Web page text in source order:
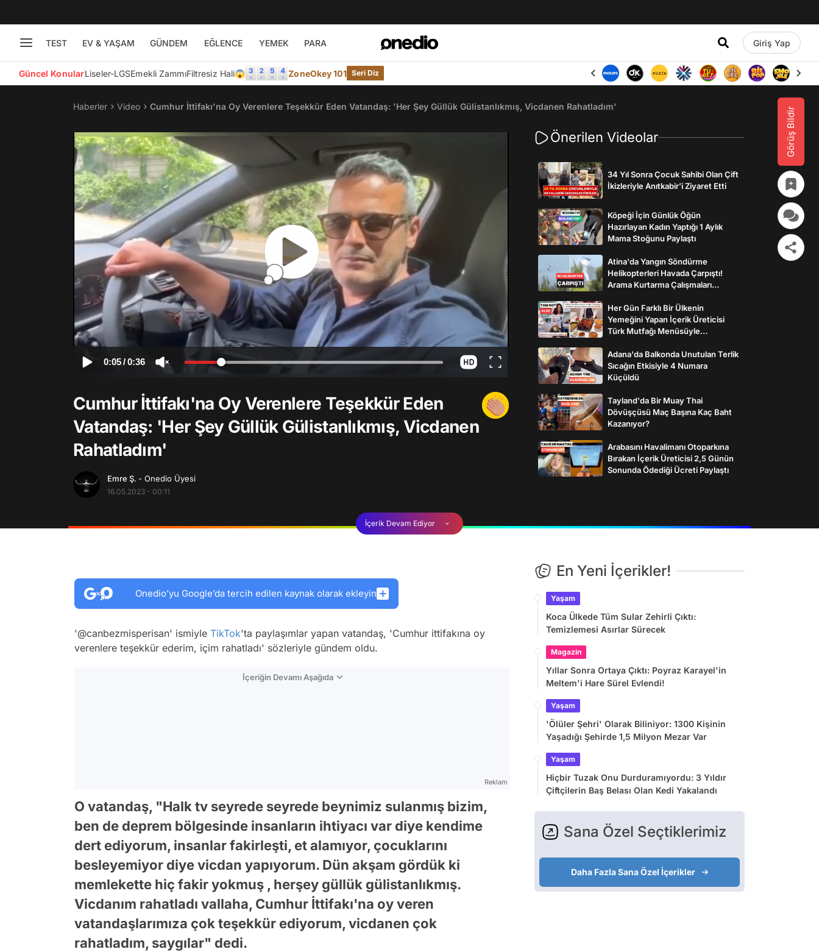
TEST EV & YAŞAM GÜNDEM EĞLENCE YEMEK PARA Giriş Yap
Güncel KonularLiseler-LGSEmekli ZammıFiltresiz Hali😱 ZoneOkey 101 Seri Diz
Görüş Bildir
Haberler Video Cumhur İttifakı'na Oy Verenlere Teşekkür Eden Vatandaş: 'Her Şey Güllük Gülistanlıkmış, Vicdanen Rahatladım'
0:05/0:36
Cumhur İttifakı'na Oy Verenlere Teşekkür Eden
Vatandaş: 'Her Şey Güllük Gülistanlıkmış, Vicdanen
Rahatladım'
Emre Ş. - Onedio Üyesi
16.05.2023 - 00:11
Önerilen Videolar
34 Yıl Sonra Çocuk Sahibi Olan Çift
İkizleriyle Anıtkabir’i Ziyaret Etti
Köpeği İçin Günlük Öğün
Hazırlayan Kadın Yaptığı 1 Aylık
Mama Stoğunu Paylaştı
Atina'da Yangın Söndürme
Helikopterleri Havada Çarpıştı!
Arama Kurtarma Çalışmaları
Her Gün Farklı Bir Ülkenin
Yemeğini Yapan İçerik Üreticisi
Türk Mutfağı Menüsüyle
Adana'da Balkonda Unutulan Terlik
Sıcağın Etkisiyle 4 Numara
Küçüldü
Tayland'da Bir Muay Thai
Dövüşçüsü Maç Başına Kaç Baht
Kazanıyor?
Arabasını Havalimanı Otoparkına
Bırakan İçerik Üreticisi 2,5 Günün
Sonunda Ödediği Ücreti Paylaştı
İçerik Devam Ediyor
Onedio’yu Google’da tercih edilen kaynak olarak ekleyin
'@canbezmisperisan' ismiyle TikTok'ta paylaşımlar yapan vatandaş, 'Cumhur ittifakına oy
verenlere teşekkür ederim, içim rahatladı' sözleriyle gündem oldu.
İçeriğin Devamı Aşağıda
Reklam
O vatandaş, "Halk tv seyrede seyrede beynimiz sulanmış bizim,
ben de deprem bölgesinde insanların ihtiyacı var diye kendime
dert ediyorum, insanlar fakirleşti, et alamıyor, çocuklarını
besleyemiyor diye vicdan yapıyorum. Dün akşam gördük ki
memlekette hiç fakir yokmuş , herşey güllük gülistanlıkmış.
Vicdanım rahatladı vallaha, Cumhur İttifakı'na oy veren
vatandaşlarımıza çok teşekkür ediyorum, vicdanen çok
rahatladım, saygılar" dedi.
En Yeni İçerikler!
Yaşam
Koca Ülkede Tüm Sular Zehirli Çıktı:
Temizlemesi Asırlar Sürecek
Magazin
Yıllar Sonra Ortaya Çıktı: Poyraz Karayel'in
Meltem'i Hare Sürel Evlendi!
Yaşam
'Ölüler Şehri' Olarak Biliniyor: 1300 Kişinin
Yaşadığı Şehirde 1,5 Milyon Mezar Var
Yaşam
Hiçbir Tuzak Onu Durduramıyordu: 3 Yıldır
Çiftçilerin Baş Belası Olan Kedi Yakalandı
Sana Özel Seçtiklerimiz
Daha Fazla Sana Özel İçerikler